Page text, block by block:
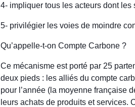
4- impliquer tous les acteurs dont
5- privilégier les voies de moindre
Qu’appelle-t-on Compte Carbone ?
Ce mécanisme est porté par 25
deux pieds : les alliés du compte
pour l’année (la moyenne française
leurs achats de produits et services.